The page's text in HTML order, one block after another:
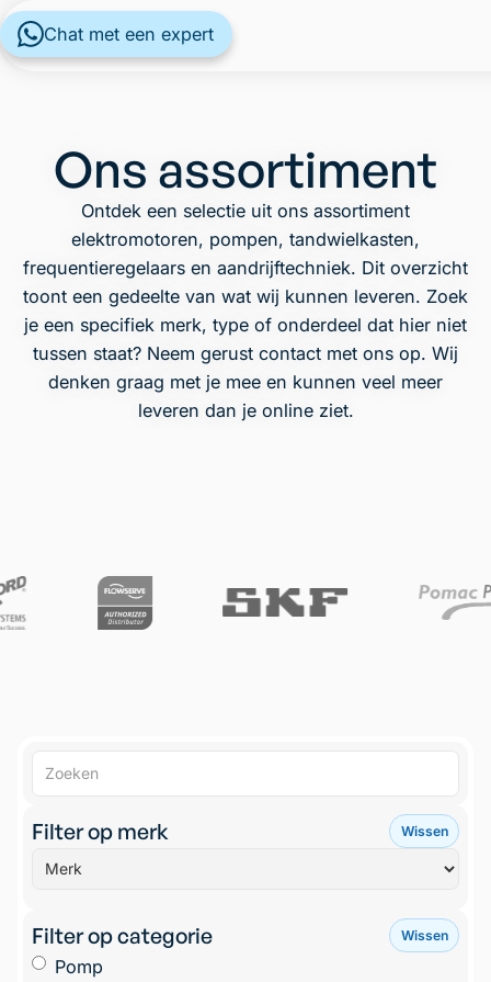
Ons assortiment
Ontdek een selectie uit ons assortiment
elektromotoren, pompen, tandwielkasten,
frequentieregelaars en aandrijftechniek. Dit overzicht
toont een gedeelte van wat wij kunnen leveren. Zoek
je een specifiek merk, type of onderdeel dat hier niet
tussen staat? Neem gerust contact met ons op. Wij
denken graag met je mee en kunnen veel meer
leveren dan je online ziet.
Filter op merk Wissen
Filter op categorie Wissen
Pomp
Chat met een expert